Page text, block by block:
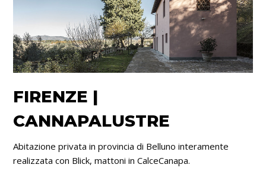
FIRENZE |
CANNAPALUSTRE
Abitazione privata in provincia di Belluno interamente
realizzata con Blick, mattoni in CalceCanapa.